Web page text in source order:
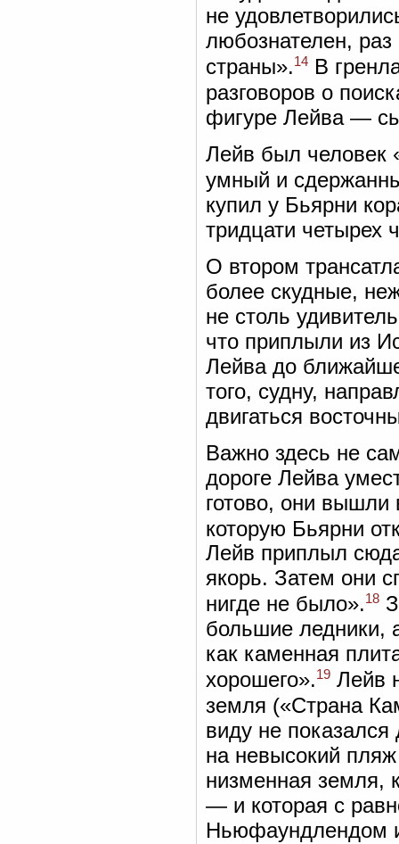
не
любознателен, раз
страны».14 В
разговоров о
фигуре Лейва —
Лейв был человек
умный и
купил у Бьярни
тридцати четырех
О втором
более скудные,
не столь
что приплыли из
Лейва до
того, судну,
двигаться
Важно здесь не
дороге Лейва
готово, они вышли
которую Бьярни
Лейв приплыл
якорь. Затем они
нигде не было».18
большие ледники,
как каменная
хорошего».19 Лейв
земля («Страна
виду не показался
на невысокий
низменная земля,
— и которая с
Ньюфаундлендом